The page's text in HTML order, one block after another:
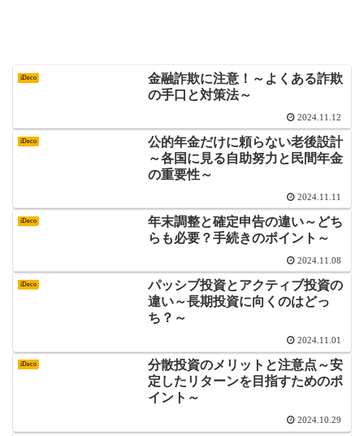
iDeco
金融詐欺に注意！～よくある詐欺
の手口と対策法～
2024.11.12
iDeco
公的年金だけに頼らない老後設計
～各国に見る自助努力と民間年金
の重要性～
2024.11.11
iDeco
年末調整と確定申告の違い～どち
らも必要？手続きのポイント～
2024.11.08
iDeco
パッシブ投資とアクティブ投資の
違い～長期投資に向くのはどっ
ち？～
2024.11.01
iDeco
分散投資のメリットと注意点～安
定したリターンを目指すためのポ
イント～
2024.10.29